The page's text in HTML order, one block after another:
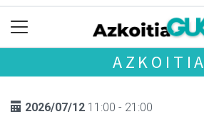
AZKOITIA
2026/07/12 11:00 - 21:00